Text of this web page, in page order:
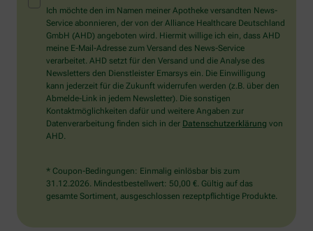
Mensch?
Dann
wählen
Sie
bitte
das
Herz.
Ich möchte den im Namen meiner Apotheke versandten News-
Service abonnieren, der von der Alliance Healthcare Deutschland
GmbH (AHD) angeboten wird. Hiermit willige ich ein, dass AHD
meine E-Mail-Adresse zum Versand des News-Service
verarbeitet. AHD setzt für den Versand und die Analyse des
Newsletters den Dienstleister Emarsys ein. Die Einwilligung
kann jederzeit für die Zukunft widerrufen werden (z.B. über den
Abmelde-Link in jedem Newsletter). Die sonstigen
Kontaktmöglichkeiten dafür und weitere Angaben zur
Datenverarbeitung finden sich in der Datenschutzerklärung von
AHD.
* Coupon-Bedingungen: Einmalig einlösbar bis zum
31.12.2026. Mindestbestellwert: 50,00 €. Gültig auf das
gesamte Sortiment, ausgeschlossen rezeptpflichtige Produkte.